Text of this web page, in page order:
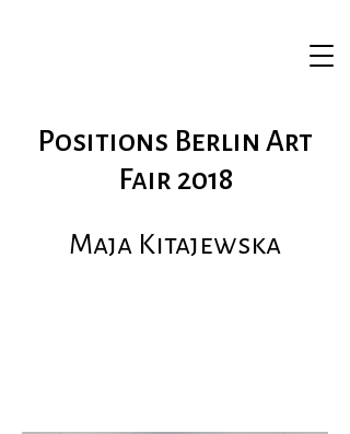
Positions Berlin Art
Fair 2018
Maja Kitajewska